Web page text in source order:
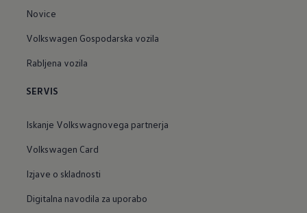
Novice
Volkswagen Gospodarska vozila
Rabljena vozila
SERVIS
Iskanje Volkswagnovega partnerja
Volkswagen Card
Izjave o skladnosti
Digitalna navodila za uporabo